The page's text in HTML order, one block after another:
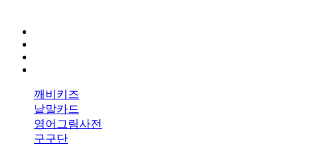
깨비키즈
낱말카드
영어그림사전
구구단